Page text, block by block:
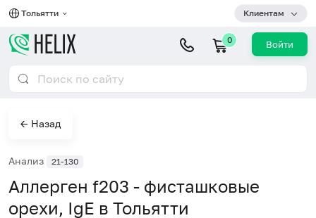
Тольятти Клиентам
0 Войти
← Назад
Анализ 21-130
Аллерген f203 - фисташковые
орехи, IgE в Тольятти